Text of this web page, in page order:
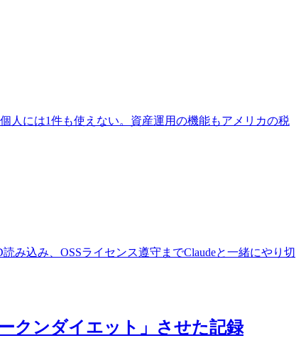
人には1件も使えない。資産運用の機能もアメリカの税
み込み、OSSライセンス遵守までClaudeと一緒にやり切
クンダイエット」させた記録